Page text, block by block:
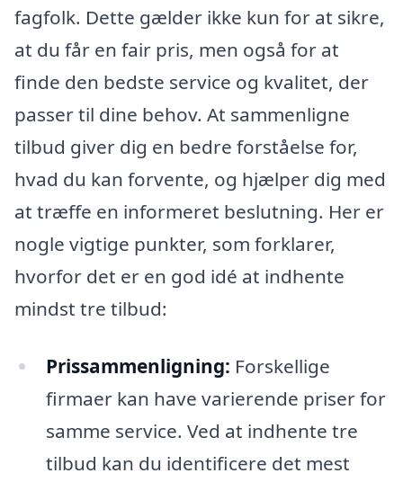
fagfolk. Dette gælder ikke kun for at sikre,
at du får en fair pris, men også for at
finde den bedste service og kvalitet, der
passer til dine behov. At sammenligne
tilbud giver dig en bedre forståelse for,
hvad du kan forvente, og hjælper dig med
at træffe en informeret beslutning. Her er
nogle vigtige punkter, som forklarer,
hvorfor det er en god idé at indhente
mindst tre tilbud:
Prissammenligning: Forskellige
firmaer kan have varierende priser for
samme service. Ved at indhente tre
tilbud kan du identificere det mest